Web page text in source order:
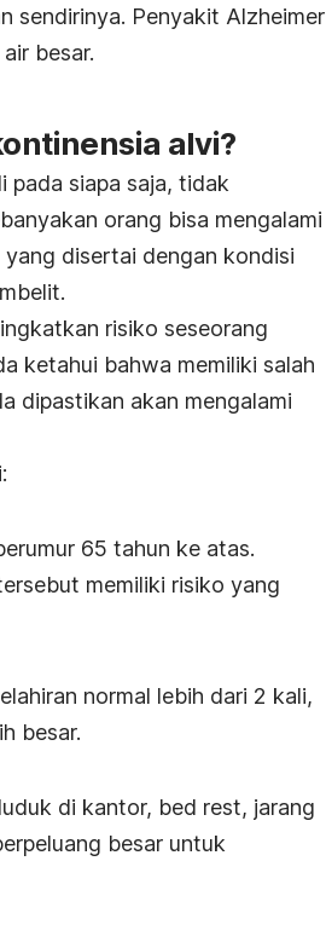
sendirinya. Penyakit Alzheimer
besar.
alvi?
pada siapa saja, tidak
orang bisa mengalami
disertai dengan kondisi
risiko seseorang
ketahui bahwa memiliki salah
dipastikan akan mengalami
65 tahun ke atas.
memiliki risiko yang
normal lebih dari 2 kali,
besar.
di kantor, bed rest, jarang
besar untuk